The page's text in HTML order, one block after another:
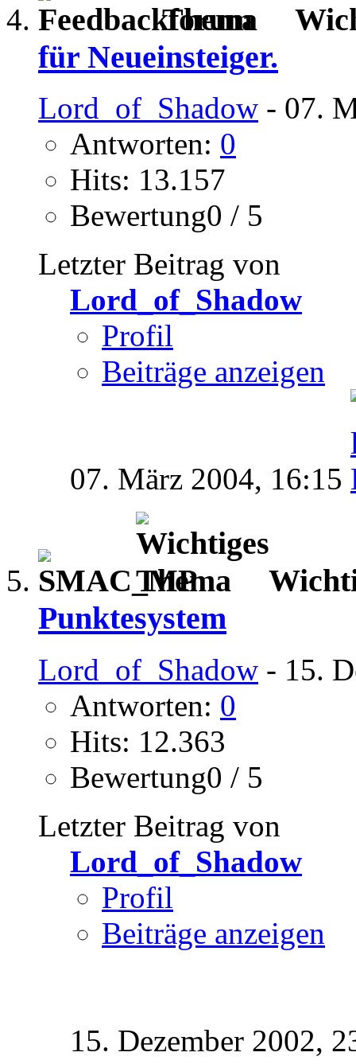
für Neueinsteiger.
Lord_of_Shadow - 07.
Antworten: 0
Hits: 13.157
Bewertung0 / 5
Letzter Beitrag von
Lord_of_Shadow
Profil
Beiträge anzeigen
07. März 2004, 16:15
Punktesystem
Lord_of_Shadow - 15.
Antworten: 0
Hits: 12.363
Bewertung0 / 5
Letzter Beitrag von
Lord_of_Shadow
Profil
Beiträge anzeigen
15. Dezember 2002,